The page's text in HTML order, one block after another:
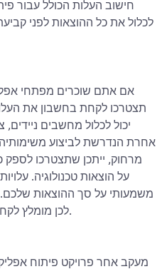
חישוב העלות הכולל עבור
לכלול את כל ההוצאות לפני
אם אתם שוכרים מפתחי
תצטרכו לקחת בחשבון את
יכול לכלול מחשבים ניידים,
אחרת הנדרשת לביצוע
מרחוק, ייתכן שתצטרכו לספק
על הוצאות טכנולוגיה.
משמעותי על סך ההוצאות שלכם.
לכן מומלץ לקחת אותם בחשבון בשלב התכנון.
מעקב אחר פרויקט פיתוח